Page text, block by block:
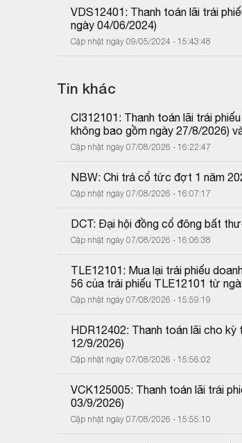
VDS12401: Thanh toán lãi trái
ngày 04/06/2024)
Cập nhật ngày 09/05/2024 - 15:43:48
Tin khác
CI312101: Thanh toán lãi trái
không bao gồm ngày 27/8/2026)
Cập nhật ngày 07/08/2026 - 16:22:47
NBW: Chi trả cổ tức đợt 1 năm
Cập nhật ngày 07/08/2026 - 16:07:17
DCT: Đại hội đồng cổ đông bất
Cập nhật ngày 07/08/2026 - 16:06:38
TLE12101: Mua lại trái phiếu
56 của trái phiếu TLE12101 từ
Cập nhật ngày 07/08/2026 - 15:59:19
HDR12402: Thanh toán lãi cho
12/9/2026)
Cập nhật ngày 07/08/2026 - 15:56:02
VCK125005: Thanh toán lãi trái
03/9/2026)
Cập nhật ngày 07/08/2026 - 15:55:10